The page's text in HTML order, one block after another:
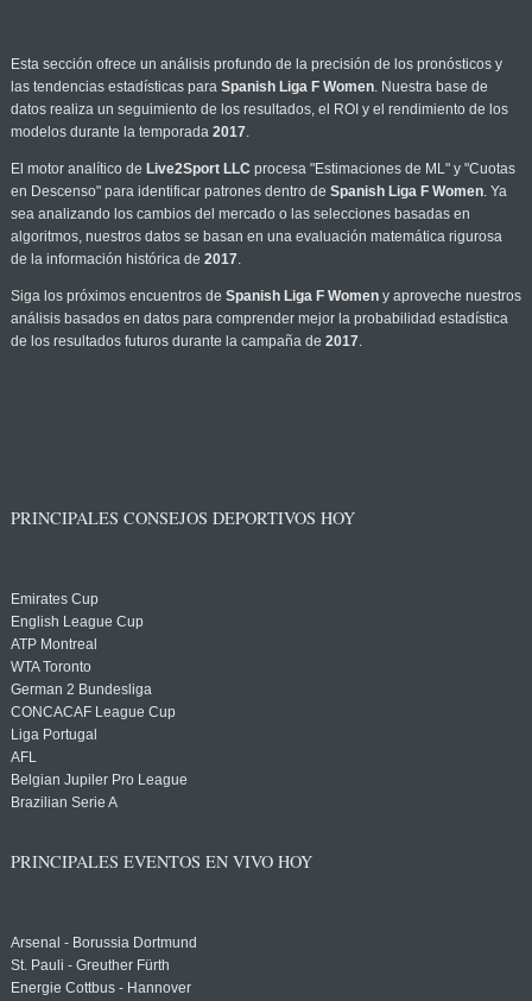
Esta sección ofrece un análisis profundo de la precisión de los pronósticos y
las tendencias estadísticas para Spanish Liga F Women. Nuestra base de
datos realiza un seguimiento de los resultados, el ROI y el rendimiento de los
modelos durante la temporada 2017.
El motor analítico de Live2Sport LLC procesa "Estimaciones de ML" y "Cuotas
en Descenso" para identificar patrones dentro de Spanish Liga F Women. Ya
sea analizando los cambios del mercado o las selecciones basadas en
algoritmos, nuestros datos se basan en una evaluación matemática rigurosa
de la información histórica de 2017.
Siga los próximos encuentros de Spanish Liga F Womeny aproveche nuestros
análisis basados en datos para comprender mejor la probabilidad estadística
de los resultados futuros durante la campaña de 2017.
PRINCIPALES CONSEJOS DEPORTIVOS HOY
Emirates Cup
English League Cup
ATP Montreal
WTA Toronto
German 2 Bundesliga
CONCACAF League Cup
Liga Portugal
AFL
Belgian Jupiler Pro League
Brazilian Serie A
PRINCIPALES EVENTOS EN VIVO HOY
Arsenal - Borussia Dortmund
St. Pauli - Greuther Fürth
Energie Cottbus - Hannover